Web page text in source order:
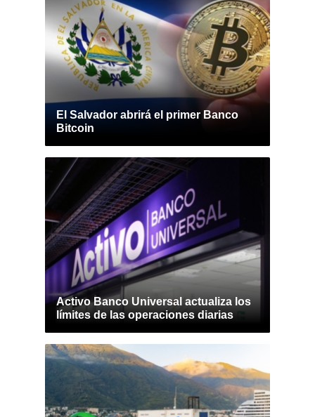
El Salvador abrirá el primer Banco
Bitcoin
Activo Banco Universal actualiza los
límites de las operaciones diarias